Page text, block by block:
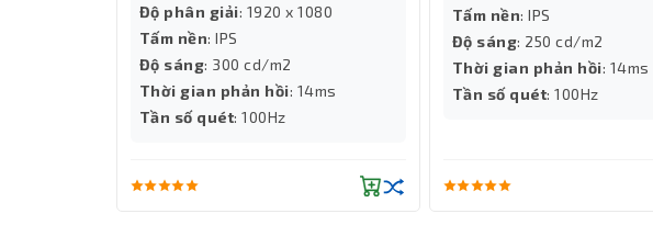
Độ phân giải: 1920 x 1080
Tấm nền: IPS
Độ sáng: 300 cd/m2
Thời gian phản hồi: 14ms
Tần số quét: 100Hz
Tấm nền: IPS
Độ sáng: 250 cd/m2
Thời gian phản hồi: 14ms
Tần số quét: 100Hz